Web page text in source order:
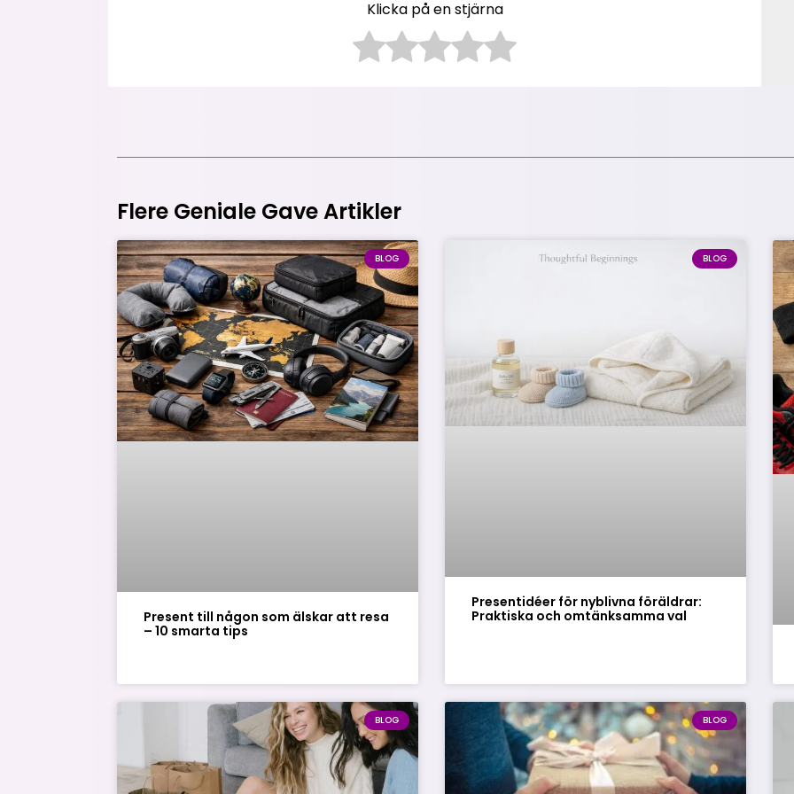
Klicka på en stjärna
Flere Geniale Gave Artikler
BLOG
Present till någon som älskar att resa
– 10 smarta tips
BLOG
Presentidéer för nyblivna föräldrar:
Praktiska och omtänksamma val
BLOG BLOG